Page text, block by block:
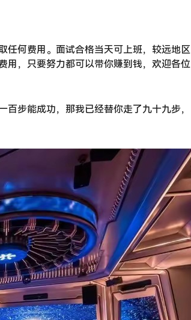
任何费用。面试合格当天可上班，较远地区
用，只要努力都可以带你赚到钱，欢迎各位
步能成功，那我已经替你走了九十九步，